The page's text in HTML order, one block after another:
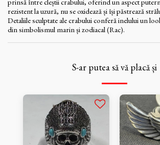
rezistent la uzură, nu se oxidează și își păstrează
Detaliile sculptate ale crabului conferă inelului un
din simbolismul marin și zodiacal (Rac).
S-ar putea să vă placă și